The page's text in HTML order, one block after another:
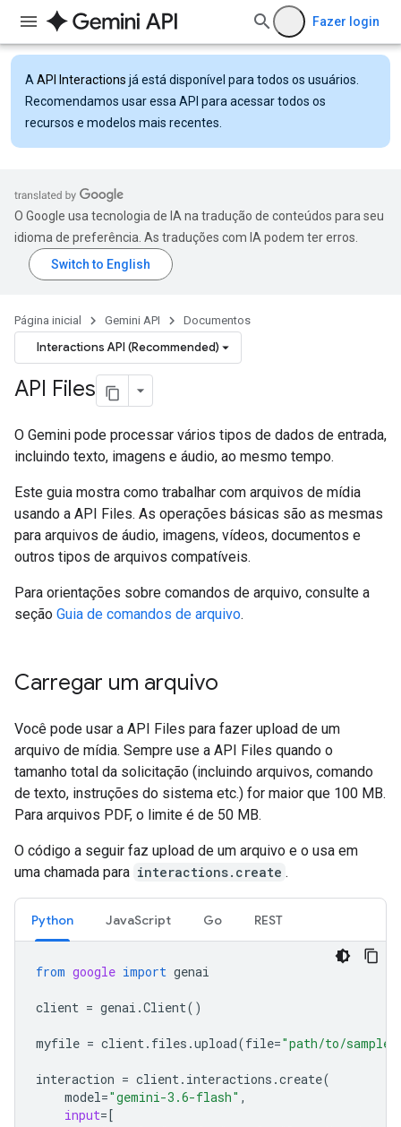
Fazer login
A API Interactions já está disponível para todos os usuários.
Recomendamos usar essa API para acessar todos os
recursos e modelos mais recentes.
O Google usa tecnologia de IA na tradução de conteúdos para seu
idioma de preferência. As traduções com IA podem ter erros.
Página inicial Gemini API Documentos
Interactions API (Recommended)
API Files
O Gemini pode processar vários tipos de dados de entrada,
incluindo texto, imagens e áudio, ao mesmo tempo.
Este guia mostra como trabalhar com arquivos de mídia
usando a API Files. As operações básicas são as mesmas
para arquivos de áudio, imagens, vídeos, documentos e
outros tipos de arquivos compatíveis.
Para orientações sobre comandos de arquivo, consulte a
seção Guia de comandos de arquivo.
Carregar um arquivo
Você pode usar a API Files para fazer upload de um
arquivo de mídia. Sempre use a API Files quando o
tamanho total da solicitação (incluindo arquivos, comando
de texto, instruções do sistema etc.) for maior que 100 MB.
Para arquivos PDF, o limite é de 50 MB.
O código a seguir faz upload de um arquivo e o usa em
uma chamada para interactions.create .
Python JavaScript Go REST
from google import genai
client = genai .Client()
myfile = client. files .upload(file="path/to/
interaction = client. interactions .create(
model="gemini-3.6-flash" ,
input=[